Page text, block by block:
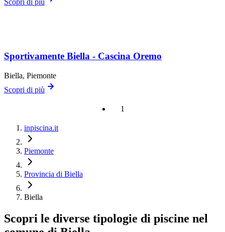
Scopri di più
Sportivamente Biella - Cascina Oremo
Biella, Piemonte
Scopri di più
1
inpiscina.it
Piemonte
Provincia di Biella
Biella
Scopri le diverse tipologie di piscine nel